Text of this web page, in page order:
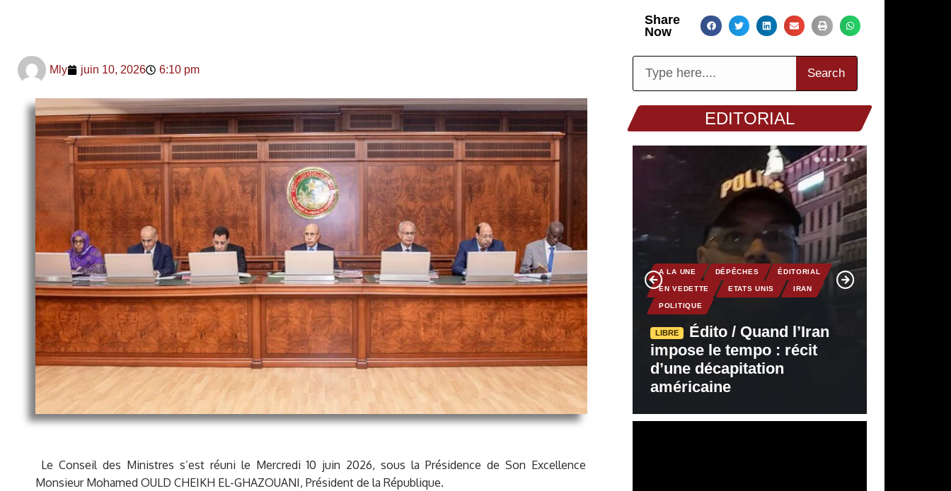
Share
Now
Mly juin 10, 2026 6:10 pm
Le Conseil des Ministres s’est réuni le Mercredi 10 juin 2026, sous la Présidence de Son Excellence
Monsieur Mohamed OULD CHEIKH EL-GHAZOUANI, Président de la République.
Search
EDITORIAL
A LA UNE DÉPÊCHES ÉDITORIAL
EN VEDETTE ETATS UNIS IRAN
POLITIQUE
LIBRE
Édito / Quand l’Iran
impose le tempo : récit
d’une décapitation
américaine